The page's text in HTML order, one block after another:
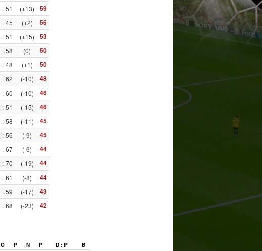
: 51 (+13) 59
: 45 (+2) 56
: 51 (+15) 53
: 58 (0) 50
: 48 (+1) 50
: 62 (-10) 48
: 60 (-10) 46
: 51 (-15) 46
: 58 (-11) 45
: 56 (-9) 45
: 67 (-6) 44
: 70 (-19) 44
: 61 (-8) 44
: 59 (-17) 43
: 68 (-23) 42
O P N P D : P B